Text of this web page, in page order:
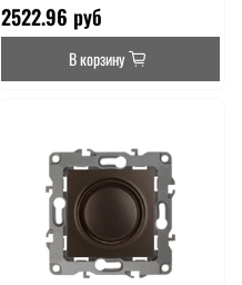
2522.96 руб
В корзину